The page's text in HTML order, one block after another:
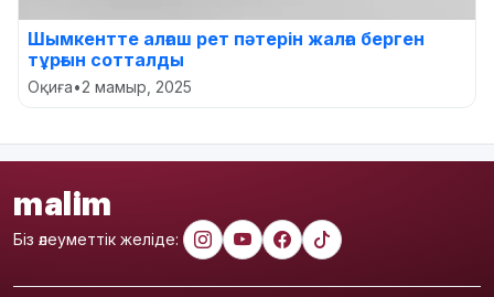
Шымкентте алғаш рет пәтерін жалға берген
тұрғын сотталды
Оқиға•2 мамыр, 2025
malim
Біз әлеуметтік желіде: